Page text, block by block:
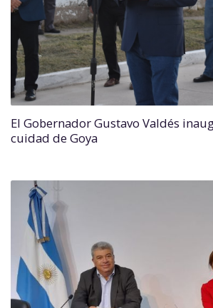
El Gobernador Gustavo Valdés
cuidad de Goya